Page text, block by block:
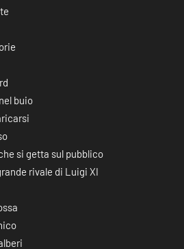
buio
si getta sul pubblico
rivale di Luigi XI